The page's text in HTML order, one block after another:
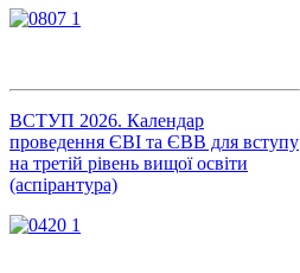
ВСТУП 2026. Календар
проведення ЄВІ та ЄВВ для вступу
на третій рівень вищої освіти
(аспірантура)